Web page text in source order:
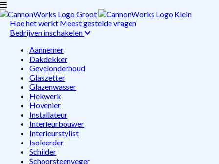
Hoe het werkt Meest gestelde vragen
Bedrijven inschakelen
Aannemer
Dakdekker
Gevelonderhoud
Glaszetter
Glazenwasser
Hekwerk
Hovenier
Installateur
Interieurbouwer
Interieurstylist
Isoleerder
Schilder
Schoorsteenveger